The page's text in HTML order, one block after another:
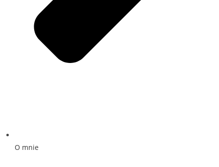
O mnie